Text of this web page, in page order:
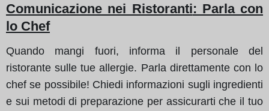
Comunicazione nei Ristoranti: Parla con
lo Chef
Quando mangi fuori, informa il personale del
ristorante sulle tue allergie. Parla direttamente con lo
chef se possibile! Chiedi informazioni sugli ingredienti
e sui metodi di preparazione per assicurarti che il tuo